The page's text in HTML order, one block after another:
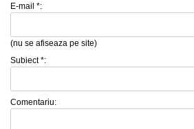
E-mail *:
(nu se afiseaza pe site)
Subiect *:
Comentariu: